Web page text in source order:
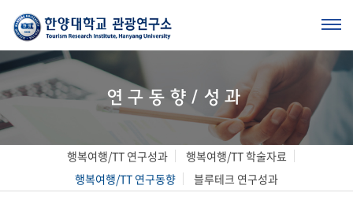
연구동향/성과
행복여행/TT 연구성과
행복여행/TT 학술자료
행복여행/TT 연구동향
블루테크 연구성과